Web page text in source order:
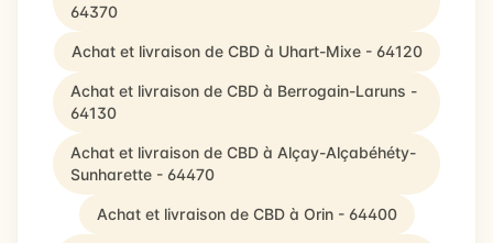
64370
Achat et livraison de CBD à Uhart-Mixe - 64120
Achat et livraison de CBD à Berrogain-Laruns -
64130
Achat et livraison de CBD à Alçay-Alçabéhéty-
Sunharette - 64470
Achat et livraison de CBD à Orin - 64400